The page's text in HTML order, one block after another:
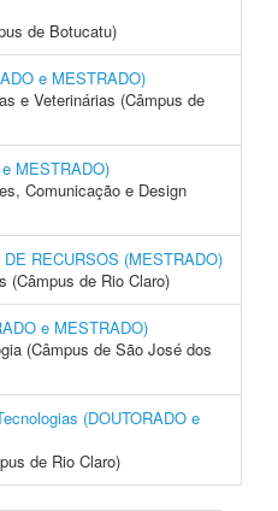
de Botucatu)
e MESTRADO)
e Veterinárias (Câmpus de
MESTRADO)
Comunicação e Design
RECURSOS (MESTRADO)
(Câmpus de Rio Claro)
e MESTRADO)
(Câmpus de São José dos
(DOUTORADO e
de Rio Claro)